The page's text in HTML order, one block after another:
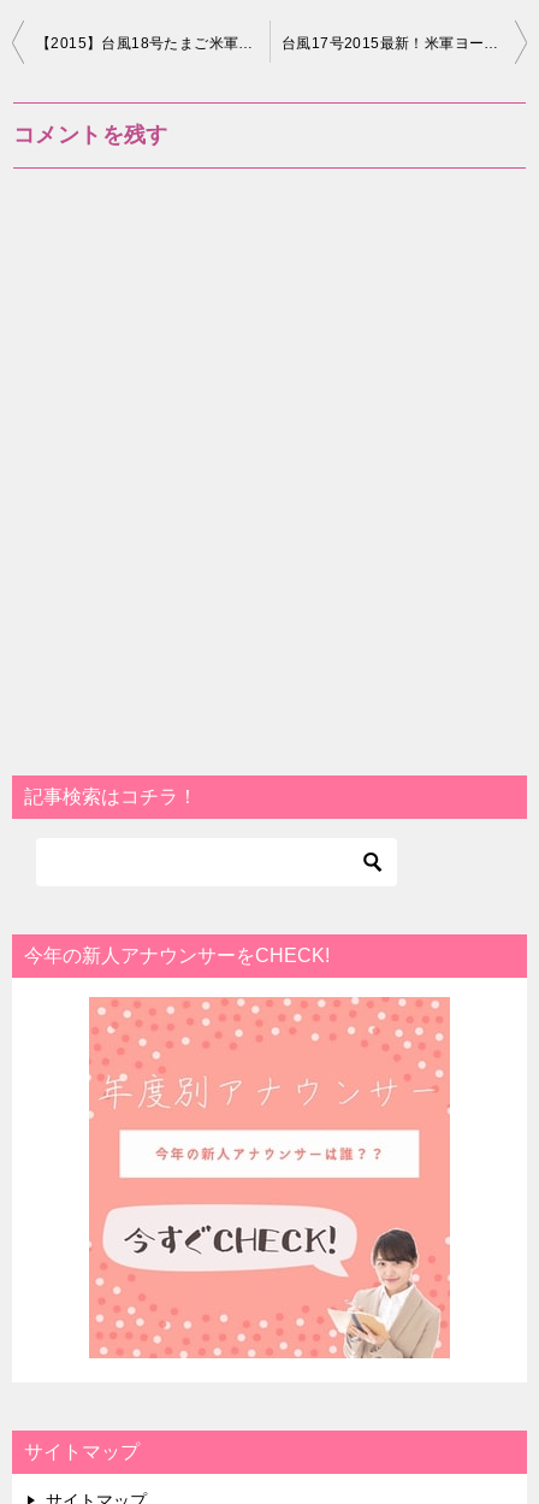
投
【2015】台風18号たまご米軍ヨーロッパ最新進路予想！越境台風になる？ #1 台風17号2015最新！米軍ヨーロッパ、気象庁進路予想！ #5
コメントを残す
記事検索はコチラ！
今年の新人アナウンサーをCHECK!
サイトマップ